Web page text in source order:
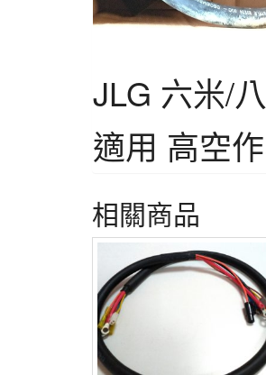
JLG 六米/
適用 高空
相關商品